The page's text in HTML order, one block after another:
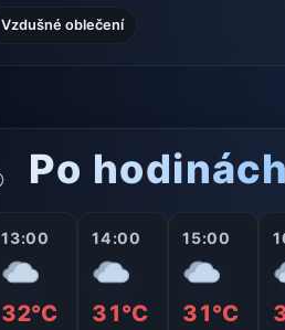
Vzdušné oblečení
Po hodinách
13:00
32°C
14:00
31°C
15:00
31°C